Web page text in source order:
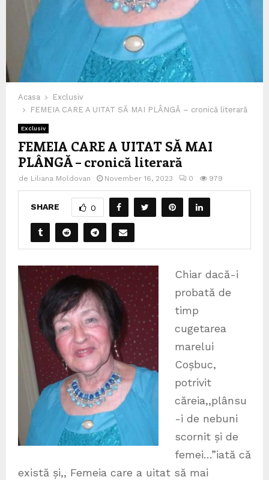
Acasa
Exclusiv
FEMEIA CARE A UITAT SĂ MAI PLÂNGĂ – cronică literară
Exclusiv
FEMEIA CARE A UITAT SĂ MAI
PLÂNGĂ – cronică literară
de Liliana Moldovan November 16, 2023 0 979
SHARE 0
Chiar dacă-i
probată de
timp
cugetarea
marelui
Coșbuc,
potrivit
căreia,,plânsu
-i de nebuni
scornit și de
femei…”iată că
există și,, Femeia care a uitat să mai